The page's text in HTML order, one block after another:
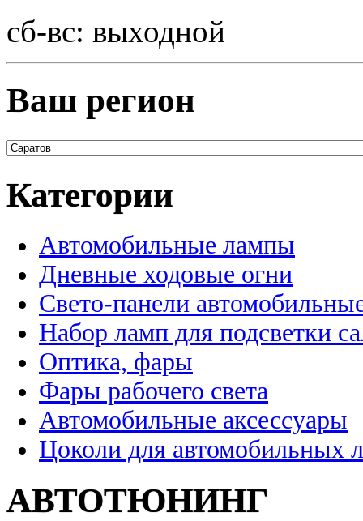
сб-вс: выходной
Ваш регион
Категории
Автомобильные лампы
Дневные ходовые огни
Свето-панели
Набор ламп для подсветки
Оптика, фары
Фары рабочего света
Автомобильные аксессуары
Цоколи для автомобильных
АВТОТЮНИНГ